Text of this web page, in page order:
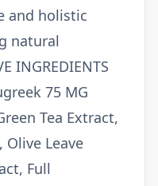
and holistic
natural
INGREDIENTS
75 MG
Tea Extract,
Leave
Full